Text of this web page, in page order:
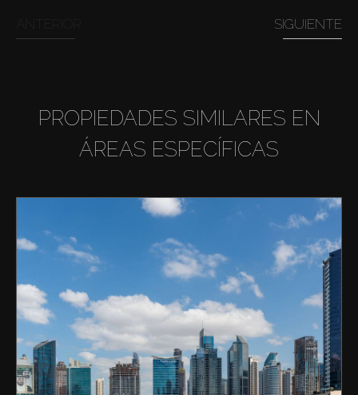
SIGUIENTE
PROPIEDADES SIMILARES EN
ÁREAS ESPECÍFICAS